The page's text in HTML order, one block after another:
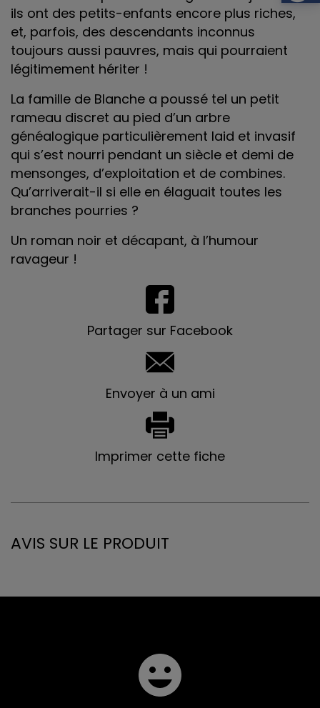
ils ont des petits-enfants encore plus riches,
et, parfois, des descendants inconnus
toujours aussi pauvres, mais qui pourraient
légitimement hériter !
La famille de Blanche a poussé tel un petit
rameau discret au pied d’un arbre
généalogique particulièrement laid et invasif
qui s’est nourri pendant un siècle et demi de
mensonges, d’exploitation et de combines.
Qu’arriverait-il si elle en élaguait toutes les
branches pourries ?
Un roman noir et décapant, à l’humour
ravageur !
Partager sur Facebook
Envoyer à un ami
Imprimer cette fiche
AVIS SUR LE PRODUIT